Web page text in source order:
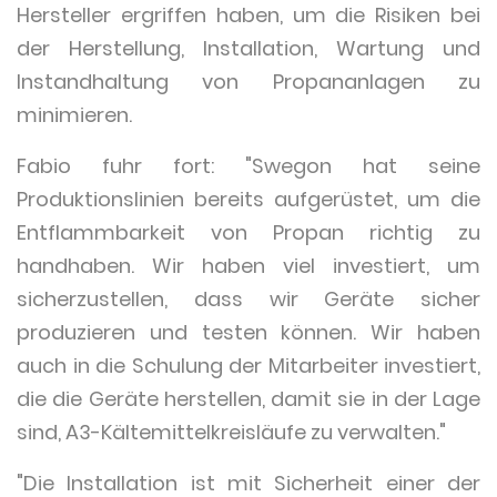
Hersteller ergriffen haben, um die Risiken bei
der Herstellung, Installation, Wartung und
Instandhaltung von Propananlagen zu
minimieren.
Fabio fuhr fort: "Swegon hat seine
Produktionslinien bereits aufgerüstet, um die
Entflammbarkeit von Propan richtig zu
handhaben. Wir haben viel investiert, um
sicherzustellen, dass wir Geräte sicher
produzieren und testen können. Wir haben
auch in die Schulung der Mitarbeiter investiert,
die die Geräte herstellen, damit sie in der Lage
sind, A3-Kältemittelkreisläufe zu verwalten."
"Die Installation ist mit Sicherheit einer der